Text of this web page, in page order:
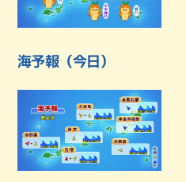
海予報（今日）